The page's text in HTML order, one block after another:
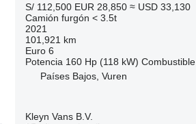
S/ 112,500 EUR 28,850 ≈ USD 33,130
Camión furgón < 3.5t
2021
101,921 km
Euro 6
Potencia 160 Hp (118 kW) Combustible
Países Bajos, Vuren
Kleyn Vans B.V.